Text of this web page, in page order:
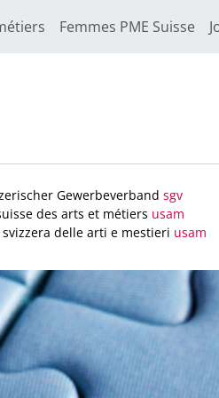
Femmes PME Suisse
Gewerbeverband sgv
des arts et métiers usam
delle arti e mestieri usam